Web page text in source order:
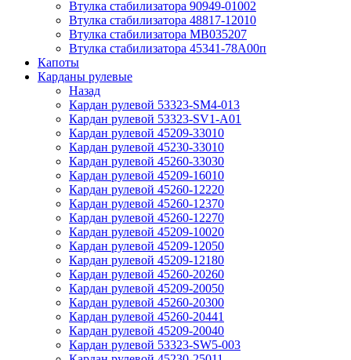
Втулка стабилизатора 90949-01002
Втулка стабилизатора 48817-12010
Втулка стабилизатора MB035207
Втулка стабилизатора 45341-78A00п
Капоты
Карданы рулевые
Назад
Кардан рулевой 53323-SM4-013
Кардан рулевой 53323-SV1-A01
Кардан рулевой 45209-33010
Кардан рулевой 45230-33010
Кардан рулевой 45260-33030
Кардан рулевой 45209-16010
Кардан рулевой 45260-12220
Кардан рулевой 45260-12370
Кардан рулевой 45260-12270
Кардан рулевой 45209-10020
Кардан рулевой 45209-12050
Кардан рулевой 45209-12180
Кардан рулевой 45260-20260
Кардан рулевой 45209-20050
Кардан рулевой 45260-20300
Кардан рулевой 45260-20441
Кардан рулевой 45209-20040
Кардан рулевой 53323-SW5-003